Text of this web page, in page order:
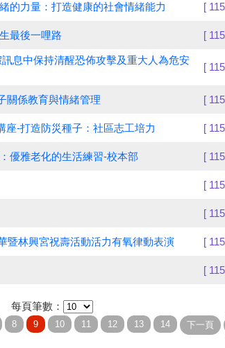
的力量：打造健康的社會情緒能力 [
最後一哩路 [
息中保持清醒恐佈攻擊及重大人為危安
[
關係教育與情緒管理 [
座-打造防災種子：社區志工培力 [
優雅老化的生活練習-校本部 [
[
[
暨林興宮祝壽活動活力有氧律動表演 [
[
每頁筆數：